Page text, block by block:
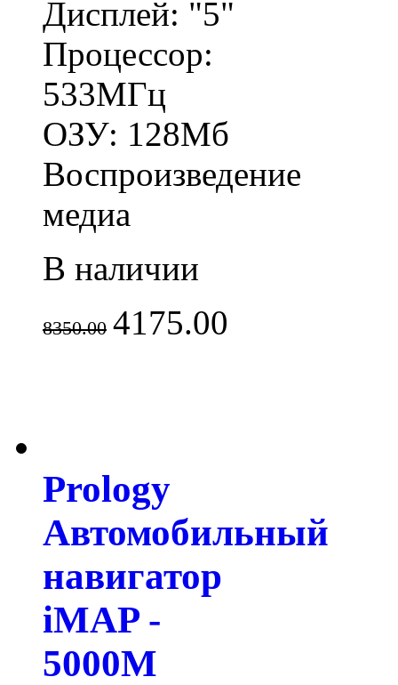
Дисплей: "5"
Процессор:
533МГц
ОЗУ: 128Мб
Воспроизведение
медиа
В наличии
8350.00 4175.00
Prology
Автомобильный
навигатор
iMAP -
5000M